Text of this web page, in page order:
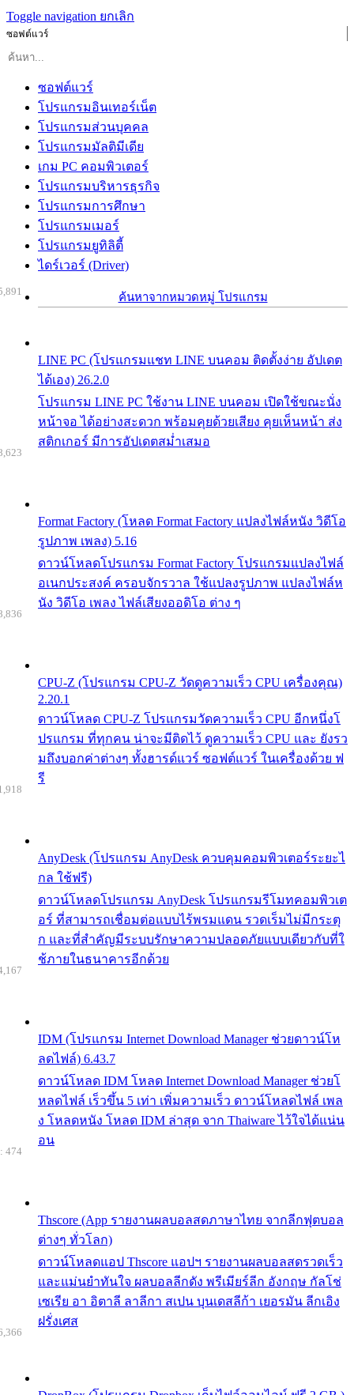
Toggle navigation ยกเลิก
ซอฟต์แวร์
ซอฟต์แวร์
โปรแกรมอินเทอร์เน็ต
โปรแกรมส่วนบุคคล
โปรแกรมมัลติมีเดีย
เกม PC คอมพิวเตอร์
โปรแกรมบริหารธุรกิจ
โปรแกรมการศึกษา
โปรแกรมเมอร์
โปรแกรมยูทิลิตี้
ไดร์เวอร์ (Driver)
ค้นหาจากหมวดหมู่ โปรแกรม
LINE PC (โปรแกรมแชท LINE บนคอม ติดตั้งง่าย อัปเดต
ได้เอง) 26.2.0
โปรแกรม LINE PC ใช้งาน LINE บนคอม เปิดใช้ขณะนั่ง
หน้าจอ ได้อย่างสะดวก พร้อมคุยด้วยเสียง คุยเห็นหน้า ส่ง
สติกเกอร์ มีการอัปเดตสม่ำเสมอ
Format Factory (โหลด Format Factory แปลงไฟล์หนัง วิดีโอ
รูปภาพ เพลง) 5.16
ดาวน์โหลดโปรแกรม Format Factory โปรแกรมแปลงไฟล์
อเนกประสงค์ ครอบจักรวาล ใช้แปลงรูปภาพ แปลงไฟล์ห
นัง วิดีโอ เพลง ไฟล์เสียงออดิโอ ต่าง ๆ
CPU-Z (โปรแกรม CPU-Z วัดดูความเร็ว CPU เครื่องคุณ)
2.20.1
ดาวน์โหลด CPU-Z โปรแกรมวัดความเร็ว CPU อีกหนึ่งโ
ปรแกรม ที่ทุกคน น่าจะมีติดไว้ ดูความเร็ว CPU และ ยังรว
มถึงบอกค่าต่างๆ ทั้งฮารด์แวร์ ซอฟต์แวร์ ในเครื่องด้วย ฟ
รี
AnyDesk (โปรแกรม AnyDesk ควบคุมคอมพิวเตอร์ระยะไ
กล ใช้ฟรี)
ดาวน์โหลดโปรแกรม AnyDesk โปรแกรมรีโมทคอมพิวเต
อร์ ที่สามารถเชื่อมต่อแบบไร้พรมแดน รวดเร็มไม่มีกระตุ
ก และที่สำคัญมีระบบรักษาความปลอดภัยแบบเดียวกับที่ใ
ช้ภายในธนาคารอีกด้วย
IDM (โปรแกรม Internet Download Manager ช่วยดาวน์โห
ลดไฟล์) 6.43.7
ดาวน์โหลด IDM โหลด Internet Download Manager ช่วยโ
หลดไฟล์ เร็วขึ้น 5 เท่า เพิ่มความเร็ว ดาวน์โหลดไฟล์ เพล
ง โหลดหนัง โหลด IDM ล่าสุด จาก Thaiware ไว้ใจได้แน่น
อน
Thscore (App รายงานผลบอลสดภาษาไทย จากลีกฟุตบอล
ต่างๆ ทั่วโลก)
ดาวน์โหลดแอป Thscore แอปฯ รายงานผลบอลสดรวดเร็ว
และแม่นยำทันใจ ผลบอลลีกดัง พรีเมียร์ลีก อังกฤษ กัลโช่
เซเรีย อา อิตาลี ลาลีกา สเปน บุนเดสลีก้า เยอรมัน ลีกเอิง
ฝรั่งเศส
474